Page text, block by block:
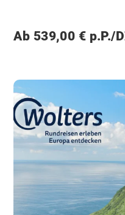
Ab 539,00 € p.P./